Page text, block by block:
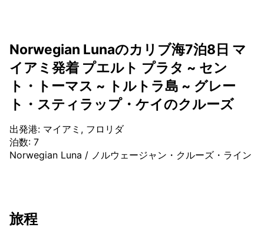
Norwegian Lunaのカリブ海7泊8日 マ
イアミ発着 プエルト プラタ ~ セン
ト・トーマス ~ トルトラ島 ~ グレー
ト・スティラップ・ケイのクルーズ
出発港: マイアミ, フロリダ
泊数: 7
Norwegian Luna / ノルウェージャン・クルーズ・ライン
旅程